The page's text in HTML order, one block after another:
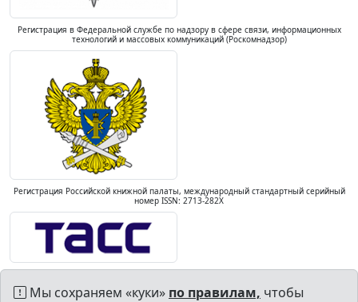
Регистрация в Федеральной службе по надзору в сфере связи, информационных
технологий и массовых коммуникаций (Роскомнадзор)
Регистрация Российской книжной палаты, международный стандартный серийный
номер ISSN: 2713-282X
Мы сохраняем «куки» по правилам, чтобы